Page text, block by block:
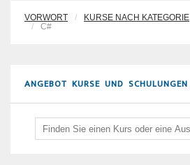
VORWORT KURSE NACH KATEGORIE
C#
ANGEBOT KURSE UND SCHULUNGEN